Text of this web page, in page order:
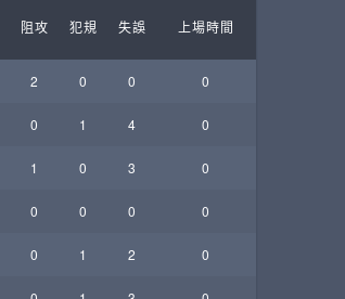
阻攻 犯規 失誤
上場時間
2 0 0 0
0 1 4 0
1 0 3 0
0 0 0 0
0 1 2 0